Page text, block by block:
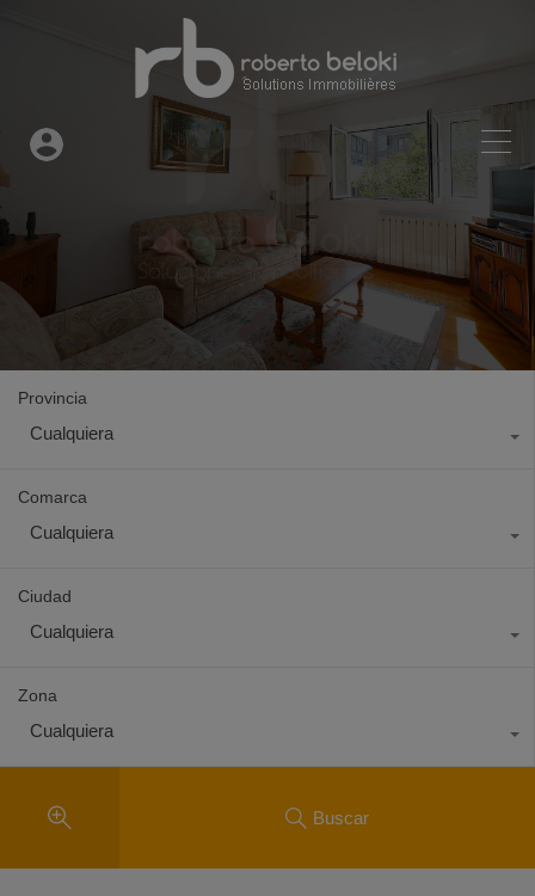
Provincia
Cualquiera
Comarca
Cualquiera
Ciudad
Cualquiera
Zona
Cualquiera
Buscar